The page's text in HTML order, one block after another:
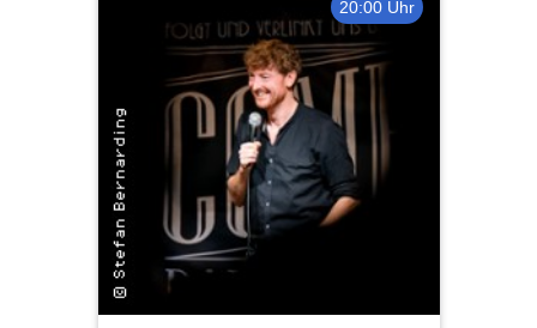
20:00 Uhr